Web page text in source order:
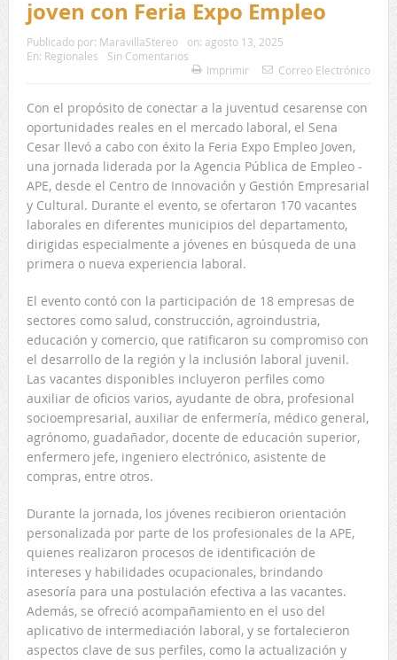
joven con Feria Expo Empleo
Publicado por: MaravillaStereo on: agosto 13, 2025
En: Regionales
Sin Comentarios
Imprimir
Correo Electrónico
Con el propósito de conectar a la juventud cesarense con
oportunidades reales en el mercado laboral, el Sena
Cesar llevó a cabo con éxito la Feria Expo Empleo Joven,
una jornada liderada por la Agencia Pública de Empleo -
APE, desde el Centro de Innovación y Gestión Empresarial
y Cultural. Durante el evento, se ofertaron 170 vacantes
laborales en diferentes municipios del departamento,
dirigidas especialmente a jóvenes en búsqueda de una
primera o nueva experiencia laboral.
El evento contó con la participación de 18 empresas de
sectores como salud, construcción, agroindustria,
educación y comercio, que ratificaron su compromiso con
el desarrollo de la región y la inclusión laboral juvenil.
Las vacantes disponibles incluyeron perfiles como
auxiliar de oficios varios, ayudante de obra, profesional
socioempresarial, auxiliar de enfermería, médico general,
agrónomo, guadañador, docente de educación superior,
enfermero jefe, ingeniero electrónico, asistente de
compras, entre otros.
Durante la jornada, los jóvenes recibieron orientación
personalizada por parte de los profesionales de la APE,
quienes realizaron procesos de identificación de
intereses y habilidades ocupacionales, brindando
asesoría para una postulación efectiva a las vacantes.
Además, se ofreció acompañamiento en el uso del
aplicativo de intermediación laboral, y se fortalecieron
aspectos clave de sus perfiles, como la actualización y